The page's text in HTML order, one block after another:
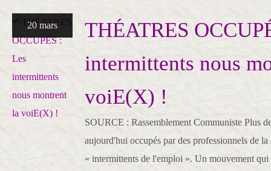
20 mars
THÉATRES
intermittents nous
voiE(X) !
SOURCE : Rassemblement Communiste Plus
aujourd'hui occupés par des professionnels de la
« intermittents de l'emploi ». Un mouvement qui